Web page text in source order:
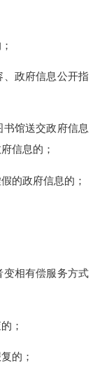
政府信息公开指
馆送交政府信息
信息的；
的政府信息的；
相有偿服务方式
；
的；